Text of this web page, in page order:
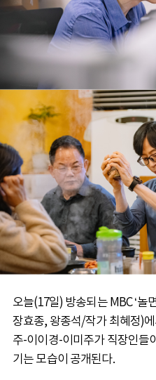
오늘(17일) 방송되는 MBC ‘놀
장효종, 왕종석/작가 최혜정)
주-이이경-이미주가 직장인들
기는 모습이 공개된다.